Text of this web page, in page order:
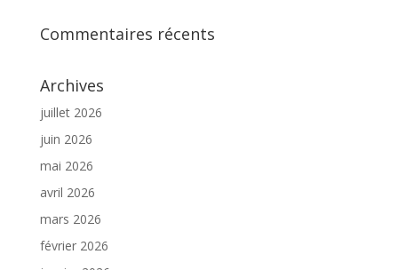
Commentaires récents
Archives
juillet 2026
juin 2026
mai 2026
avril 2026
mars 2026
février 2026